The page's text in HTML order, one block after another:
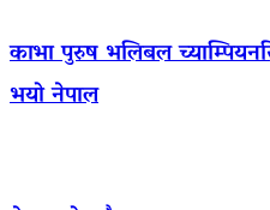
काभा पुरुष भलिबल
भयो नेपाल